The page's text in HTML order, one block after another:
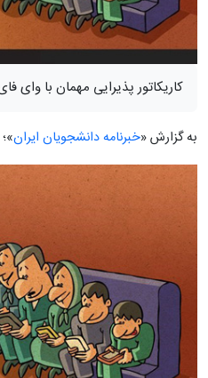
کاریکاتور پذیرایی مهمان با وای
به گزارش «خبرنامه دانشجویان ایران»؛